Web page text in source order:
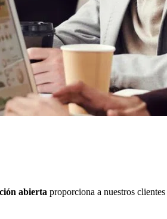
abierta proporciona a nuestros clientes